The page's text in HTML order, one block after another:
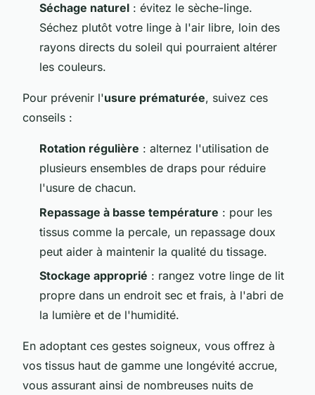
Séchage naturel : évitez le sèche-linge.
Séchez plutôt votre linge à l'air libre, loin des
rayons directs du soleil qui pourraient altérer
les couleurs.
Pour prévenir l'usure prématurée, suivez ces
conseils :
Rotation régulière : alternez l'utilisation de
plusieurs ensembles de draps pour réduire
l'usure de chacun.
Repassage à basse température : pour les
tissus comme la percale, un repassage doux
peut aider à maintenir la qualité du tissage.
Stockage approprié : rangez votre linge de lit
propre dans un endroit sec et frais, à l'abri de
la lumière et de l'humidité.
En adoptant ces gestes soigneux, vous offrez à
vos tissus haut de gamme une longévité accrue,
vous assurant ainsi de nombreuses nuits de